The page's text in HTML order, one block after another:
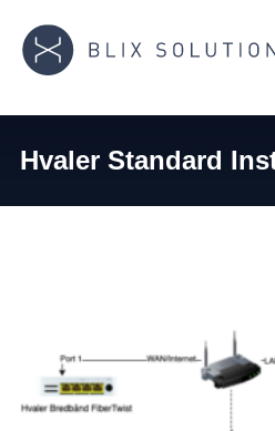
Hvaler Standard